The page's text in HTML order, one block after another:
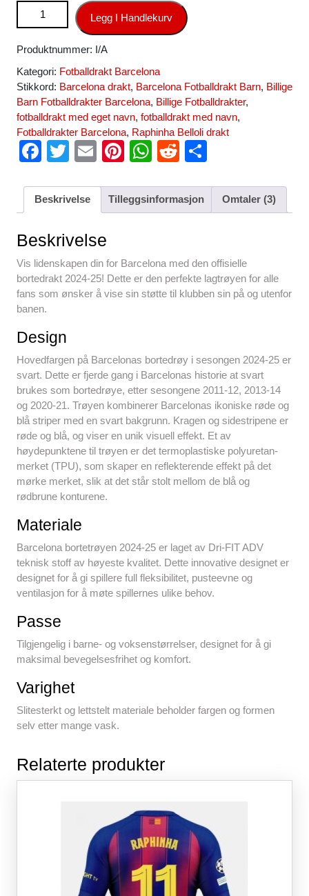
FC Barcelona Bortedraktsett 2024-2025 svart Fotballdrakt
billig Raphinha Belloli 11 antall
Legg I Handlekurv
Produktnummer: I/A
Kategori: Fotballdrakt Barcelona
Stikkord: Barcelona drakt, Barcelona Fotballdrakt Barn, Billige
Barn Fotballdrakter Barcelona, Billige Fotballdrakter,
fotballdrakt med eget navn, fotballdrakt med navn,
Fotballdrakter Barcelona, Raphinha Belloli drakt
F
c
b
o
o
k
T
tt
E
ail
Pi
er
e
W
at
s
p
p
R
d
di
ar
e
Beskrivelse Tilleggsinformasjon Omtaler (3)
Beskrivelse
Vis lidenskapen din for Barcelona med den offisielle
bortedrakt 2024-25! Dette er den perfekte lagtrøyen for alle
fans som ønsker å vise sin støtte til klubben sin på og utenfor
banen.
Design
Hovedfargen på Barcelonas bortedrøy i sesongen 2024-25 er
svart. Dette er fjerde gang i Barcelonas historie at svart
brukes som bortedrøye, etter sesongene 2011-12, 2013-14
og 2020-21. Trøyen kombinerer Barcelonas ikoniske røde og
blå striper med en svart bakgrunn. Kragen og sidestripene er
røde og blå, og viser en unik visuell effekt. Et av
høydepunktene til trøyen er det termoplastiske polyuretan-
merket (TPU), som skaper en reflekterende effekt på det
mørke merket, slik at det står stolt mellom de blå og
rødbrune konturene.
Materiale
Barcelona bortetrøyen 2024-25 er laget av Dri-FIT ADV
teknisk stoff av høyeste kvalitet. Dette innovative designet er
designet for å gi spillere full fleksibilitet, pusteevne og
ventilasjon for å møte spillernes ulike behov.
Passe
Tilgjengelig i barne- og voksenstørrelser, designet for å gi
maksimal bevegelsesfrihet og komfort.
Varighet
Slitesterkt og lettstelt materiale beholder fargen og formen
selv etter mange vask.
Relaterte produkter